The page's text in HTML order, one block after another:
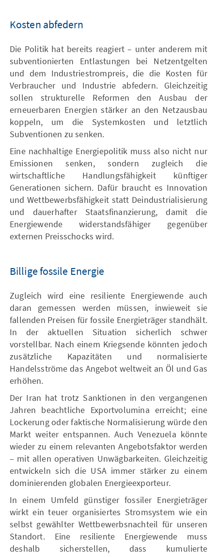
Kosten abfedern
Die Politik hat bereits reagiert – unter anderem mit
subventionierten Entlastungen bei Netzentgelten
und dem Industriestrompreis, die die Kosten für
Verbraucher und Industrie abfedern. Gleichzeitig
sollen strukturelle Reformen den Ausbau der
erneuerbaren Energien stärker an den Netzausbau
koppeln, um die Systemkosten und letztlich
Subventionen zu senken.
Eine nachhaltige Energiepolitik muss also nicht nur
Emissionen senken, sondern zugleich die
wirtschaftliche Handlungsfähigkeit künftiger
Generationen sichern. Dafür braucht es Innovation
und Wettbewerbsfähigkeit statt Deindustrialisierung
und dauerhafter Staatsfinanzierung, damit die
Energiewende widerstandsfähiger gegenüber
externen Preisschocks wird.
Billige fossile Energie
Zugleich wird eine resiliente Energiewende auch
daran gemessen werden müssen, inwieweit sie
fallenden Preisen für fossile Energieträger standhält.
In der aktuellen Situation sicherlich schwer
vorstellbar. Nach einem Kriegsende könnten jedoch
zusätzliche Kapazitäten und normalisierte
Handelsströme das Angebot weltweit an Öl und Gas
erhöhen.
Der Iran hat trotz Sanktionen in den vergangenen
Jahren beachtliche Exportvolumina erreicht; eine
Lockerung oder faktische Normalisierung würde den
Markt weiter entspannen. Auch Venezuela könnte
wieder zu einem relevanten Angebotsfaktor werden
– mit allen operativen Unwägbarkeiten. Gleichzeitig
entwickeln sich die USA immer stärker zu einem
dominierenden globalen Energieexporteur.
In einem Umfeld günstiger fossiler Energieträger
wirkt ein teuer organisiertes Stromsystem wie ein
selbst gewählter Wettbewerbsnachteil für unseren
Standort. Eine resiliente Energiewende muss
deshalb sicherstellen, dass kumulierte